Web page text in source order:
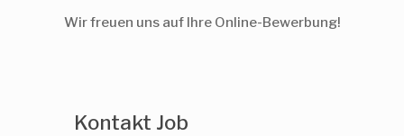
Wir freuen uns auf Ihre Online-Bewerbung!
Kontakt Job